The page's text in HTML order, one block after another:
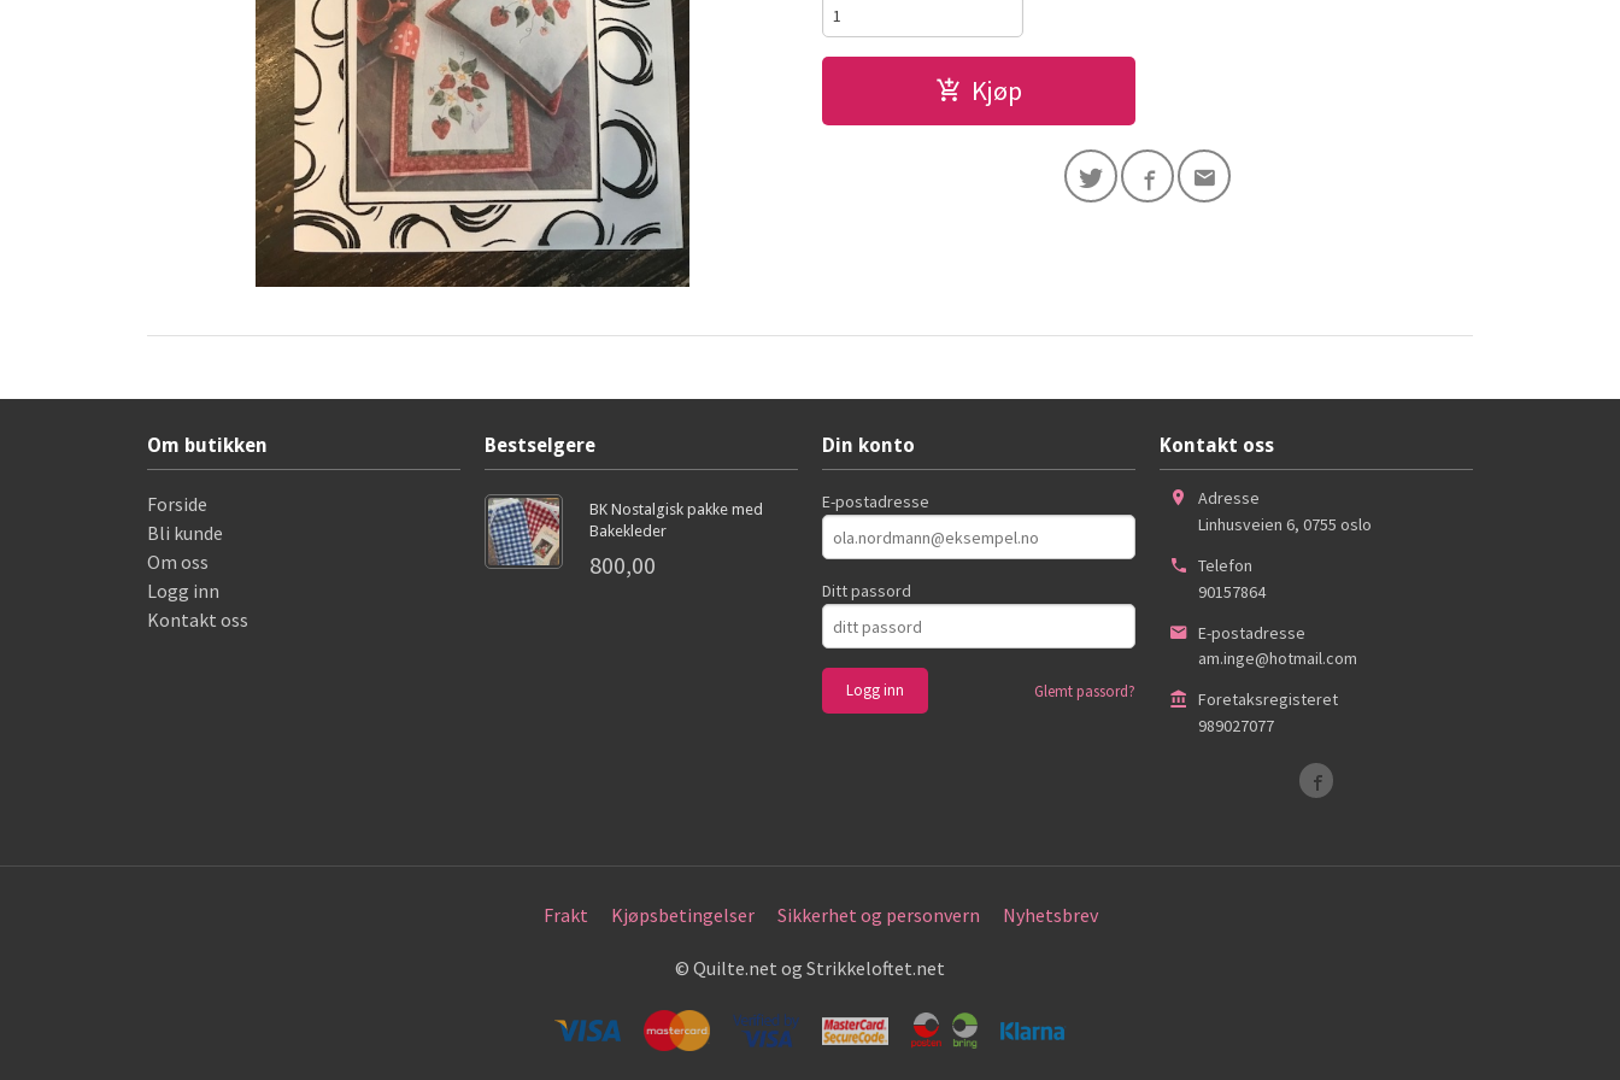
Kjøp
Om butikken
Forside
Bli kunde
Om oss
Logg inn
Kontakt oss
Bestselgere
BK Nostalgisk pakke med
Bakekleder
800,00
Din konto
E-postadresse
Ditt passord
Glemt passord?
Kontakt oss
Adresse
Linhusveien 6, 0755 oslo
Telefon
90157864
E-postadresse
am.inge@hotmail.com
Foretaksregisteret
989027077
Frakt Kjøpsbetingelser Sikkerhet og personvern Nyhetsbrev
© Quilte.net og Strikkeloftet.net